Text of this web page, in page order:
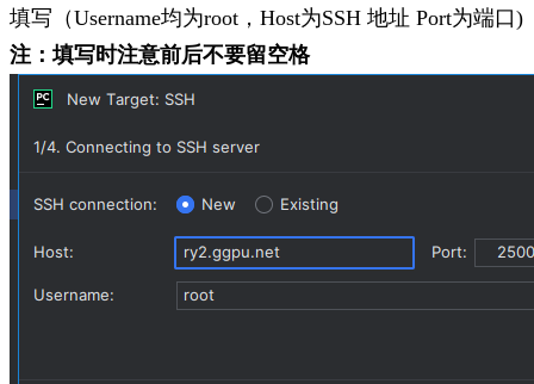
填写（Username均为root，Host为SSH 地址 Port为端口)
注：填写时注意前后不要留空格